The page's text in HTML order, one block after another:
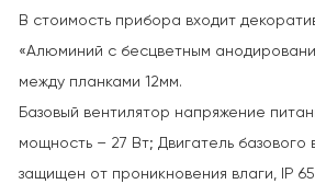
В стоимость прибора входит
«Алюминий с бесцветным
между планками 12мм.
Базовый вентилятор напряжение
мощность – 27 Вт; Двигатель базового
защищен от проникновения влаги, IP